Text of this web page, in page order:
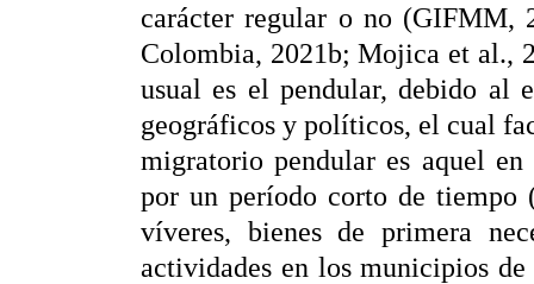
carácter regular o no (GIFMM,
Colombia, 2021b; Mojica et al.,
usual es el pendular, debido al
geográficos y políticos, el cual
migratorio pendular es aquel
por un período corto de tiempo
víveres, bienes de primera
actividades en los municipios